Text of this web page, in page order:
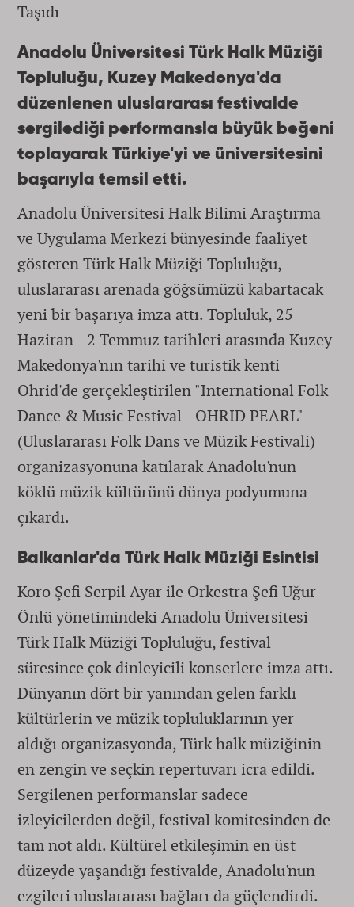
Taşıdı
Anadolu Üniversitesi Türk Halk Müziği
Topluluğu, Kuzey Makedonya'da
düzenlenen uluslararası festivalde
sergilediği performansla büyük beğeni
toplayarak Türkiye'yi ve üniversitesini
başarıyla temsil etti.
Anadolu Üniversitesi Halk Bilimi Araştırma
ve Uygulama Merkezi bünyesinde faaliyet
gösteren Türk Halk Müziği Topluluğu,
uluslararası arenada göğsümüzü kabartacak
yeni bir başarıya imza attı. Topluluk, 25
Haziran - 2 Temmuz tarihleri arasında Kuzey
Makedonya'nın tarihi ve turistik kenti
Ohrid'de gerçekleştirilen "International Folk
Dance & Music Festival - OHRID PEARL"
(Uluslararası Folk Dans ve Müzik Festivali)
organizasyonuna katılarak Anadolu'nun
köklü müzik kültürünü dünya podyumuna
çıkardı.
Balkanlar'da Türk Halk Müziği Esintisi
Koro Şefi Serpil Ayar ile Orkestra Şefi Uğur
Önlü yönetimindeki Anadolu Üniversitesi
Türk Halk Müziği Topluluğu, festival
süresince çok dinleyicili konserlere imza attı.
Dünyanın dört bir yanından gelen farklı
kültürlerin ve müzik topluluklarının yer
aldığı organizasyonda, Türk halk müziğinin
en zengin ve seçkin repertuvarı icra edildi.
Sergilenen performanslar sadece
izleyicilerden değil, festival komitesinden de
tam not aldı. Kültürel etkileşimin en üst
düzeyde yaşandığı festivalde, Anadolu'nun
ezgileri uluslararası bağları da güçlendirdi.